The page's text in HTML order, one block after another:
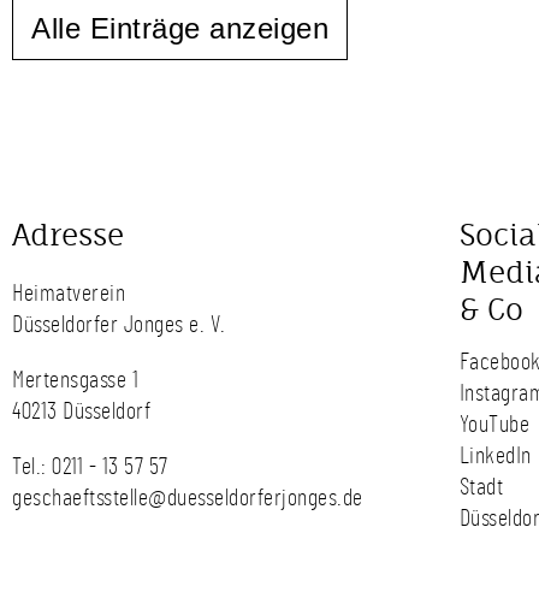
Alle Einträge anzeigen
Adresse
Heimatverein
Düsseldorfer Jonges e. V.
Mertensgasse 1
40213 Düsseldorf
Tel.: 0211 - 13 57 57
geschaeftsstelle@duesseldorferjonges.de
& Co
YouTube
LinkedIn
Stadt